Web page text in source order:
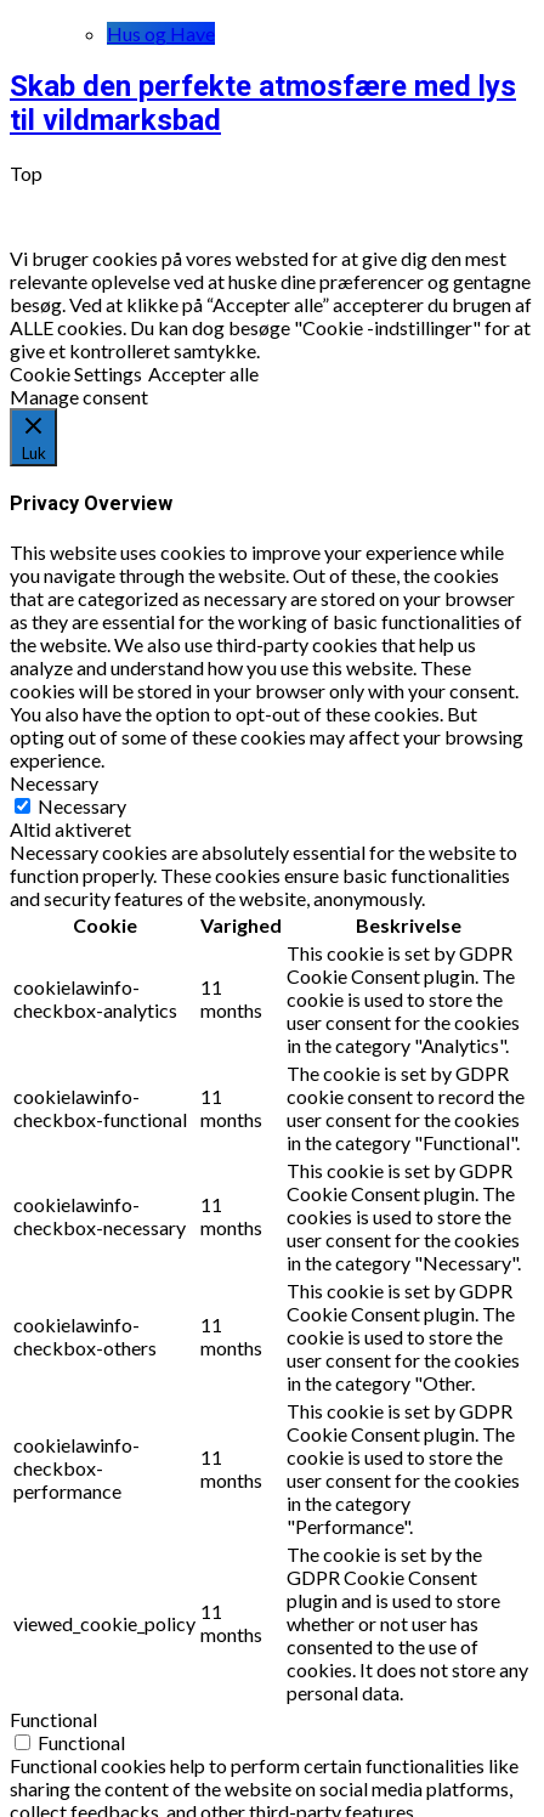
Hus og Have
Skab den perfekte atmosfære med lys
til vildmarksbad
Top
Vi bruger cookies på vores websted for at give dig den mest
relevante oplevelse ved at huske dine præferencer og gentagne
besøg. Ved at klikke på “Accepter alle” accepterer du brugen af
ALLE cookies. Du kan dog besøge "Cookie -indstillinger" for at
give et kontrolleret samtykke.
Cookie Settings Accepter alle
Manage consent
Luk
Privacy Overview
This website uses cookies to improve your experience while
you navigate through the website. Out of these, the cookies
that are categorized as necessary are stored on your browser
as they are essential for the working of basic functionalities of
the website. We also use third-party cookies that help us
analyze and understand how you use this website. These
cookies will be stored in your browser only with your consent.
You also have the option to opt-out of these cookies. But
opting out of some of these cookies may affect your browsing
experience.
Necessary
Necessary
Altid aktiveret
Necessary cookies are absolutely essential for the website to
function properly. These cookies ensure basic functionalities
and security features of the website, anonymously.
Cookie
Varighed Beskrivelse
cookielawinfo-
checkbox-analytics
11
months
This cookie is set by GDPR
Cookie Consent plugin. The
cookie is used to store the
user consent for the cookies
in the category "Analytics".
cookielawinfo-
checkbox-functional
11
months
The cookie is set by GDPR
cookie consent to record the
user consent for the cookies
in the category "Functional".
cookielawinfo-
checkbox-necessary
11
months
This cookie is set by GDPR
Cookie Consent plugin. The
cookies is used to store the
user consent for the cookies
in the category "Necessary".
cookielawinfo-
checkbox-others
11
months
This cookie is set by GDPR
Cookie Consent plugin. The
cookie is used to store the
user consent for the cookies
in the category "Other.
cookielawinfo-
checkbox-
performance
11
months
This cookie is set by GDPR
Cookie Consent plugin. The
cookie is used to store the
user consent for the cookies
in the category
"Performance".
viewed_cookie_policy
11
months
The cookie is set by the
GDPR Cookie Consent
plugin and is used to store
whether or not user has
consented to the use of
cookies. It does not store any
personal data.
Functional
Functional
Functional cookies help to perform certain functionalities like
sharing the content of the website on social media platforms,
collect feedbacks, and other third-party features.